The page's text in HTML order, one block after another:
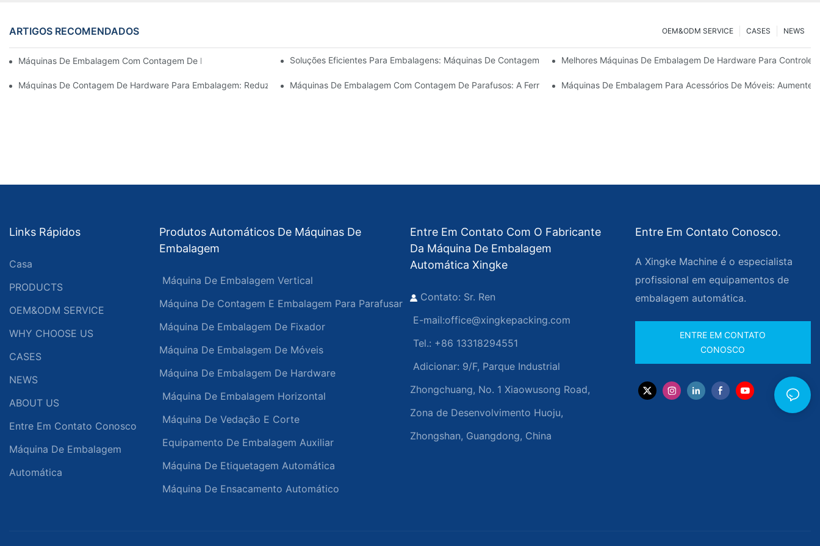
ARTIGOS RECOMENDADOS NEWS
CASES
OEM&ODM SERVICE
Máquinas De Embalagem Com Contagem De Parafusos Para Resultados Rápidos E ConfiáveisSoluções Eficientes Para Embalagens: Máquinas De Contagem De HardwareMelhores Máquinas De Embalagem De Hardware Para Controle
Máquinas De Contagem De Hardware Para Embalagem: Reduza Erros E Aumente A ProduçãoMáquinas De Embalagem Com Contagem De Parafusos: A Ferramenta Definitiva Para Uma Embalagem Eficiente
Máquinas De Embalagem Para Acessórios De Móveis: Aumente
Links Rápidos
Casa
PRODUCTS
OEM&ODM SERVICE
WHY CHOOSE US
CASES
NEWS
ABOUT US
Entre Em Contato Conosco
Máquina De Embalagem
Automática
Produtos Automáticos De Máquinas De
Embalagem
Máquina De Embalagem Vertical
Máquina De Contagem E Embalagem Para Parafusar
Máquina De Embalagem De Fixador
Máquina De Embalagem De Móveis
Máquina De Embalagem De Hardware
Máquina De Embalagem Horizontal
Máquina De Vedação E Corte
Equipamento De Embalagem Auxiliar
Máquina De Etiquetagem Automática
Máquina De Ensacamento Automático
Entre Em Contato Com O Fabricante
Da Máquina De Embalagem
Automática Xingke
Contato: Sr. Ren
E-mail:office@xingkepacking.com
Tel.: +86 13318294551
Adicionar: 9/F, Parque Industrial
Zhongchuang, No. 1 Xiaowusong Road,
Zona de Desenvolvimento Huoju,
Zhongshan, Guangdong, China
Entre Em Contato Conosco.
A Xingke Machine é o especialista
profissional em equipamentos de
embalagem automática.
ENTRE EM CONTATO
CONOSCO